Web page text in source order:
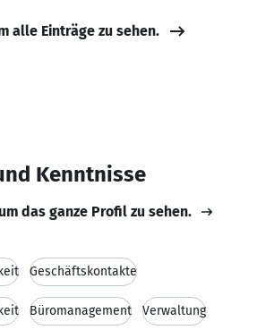
alle Einträge zu sehen.
Kenntnisse
das ganze Profil zu sehen.
Geschäftskontakte
Büromanagement Verwaltung